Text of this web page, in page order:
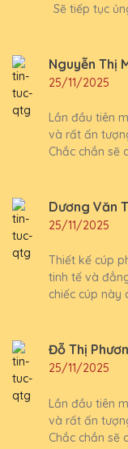
Sẽ tiếp tục
Nguyễn Thị
25/11/2025
Lần đầu tiên
và rất ấn
Chắc chắn sẽ
Dương Văn
25/11/2025
Thiết kế cúp
tinh tế và
chiếc cúp này
Đỗ Thị
25/11/2025
Lần đầu tiên
và rất ấn
Chắc chắn sẽ